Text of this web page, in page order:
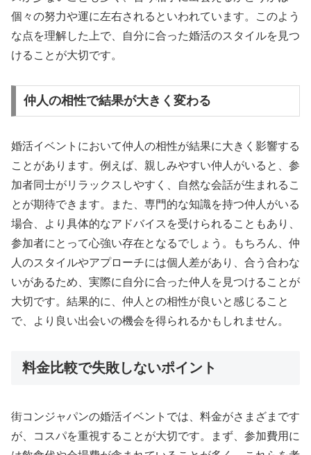
個々の努力や運に左右されるといわれています。このよう
な点を理解した上で、自分に合った婚活のスタイルを見つ
けることが大切です。
仲人の相性で結果が大きく変わる
婚活イベントにおいて仲人の相性が結果に大きく影響する
ことがあります。例えば、親しみやすい仲人がいると、参
加者同士がリラックスしやすく、自然な会話が生まれるこ
とが期待できます。また、専門的な知識を持つ仲人がいる
場合、より具体的なアドバイスを受けられることもあり、
参加者にとって心強い存在となるでしょう。もちろん、仲
人のスタイルやアプローチには個人差があり、合う合わな
いがあるため、実際に自分に合った仲人を見つけることが
大切です。結果的に、仲人との相性が良いと感じること
で、より良い出会いの機会を得られるかもしれません。
料金比較で失敗しないポイント
街コンジャパンの婚活イベントでは、料金がさまざまです
が、コスパを重視することが大切です。まず、参加費用に